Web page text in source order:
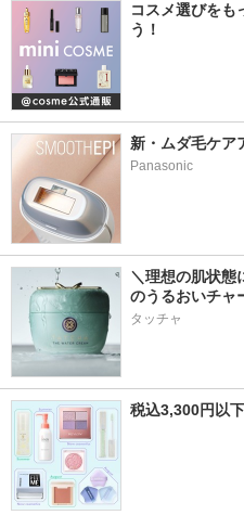
コスメ選びをも
う！
新・ムダ毛ケア
Panasonic
＼理想の肌状態
のうるおいチャ
タッチャ
税込3,300円以